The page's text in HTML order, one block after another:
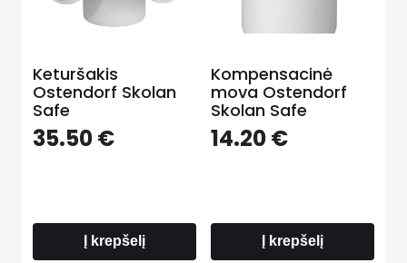
Keturšakis
Ostendorf Skolan
Safe
35.50€
Į krepšelį
Kompensacinė
mova Ostendorf
Skolan Safe
14.20€
Į krepšelį